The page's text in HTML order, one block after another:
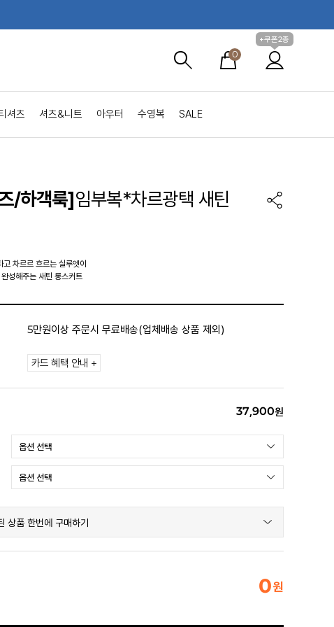
0
+쿠폰2종
셔츠 셔츠&니트 아우터 수영복 SALE
/하객룩]임부복*차르광택 새틴
고 차르르 흐르는 실루엣이
성해주는 새틴 롱스커트
5만원이상 주문시 무료배송(업체배송 상품 제외)
카드 혜택 안내 +
37,900원
상품 한번에 구매하기
0원